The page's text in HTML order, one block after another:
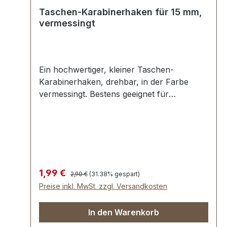
Taschen-Karabinerhaken für 15 mm,
vermessingt
Ein hochwertiger, kleiner Taschen-
Karabinerhaken, drehbar, in der Farbe
vermessingt. Bestens geeignet für
Verkaufspreis:
1,99 € Regulärer Preis:
2,90 € (31.38% gespart)
Preise inkl. MwSt. zzgl. Versandkosten
In den Warenkorb